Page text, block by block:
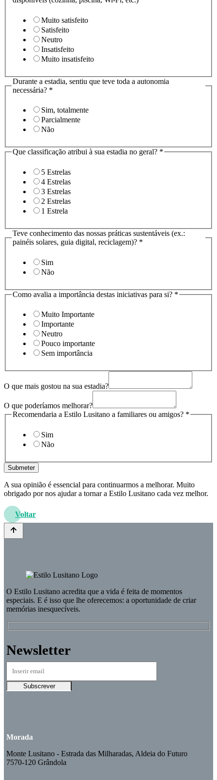
Muito satisfeito
Satisfeito
Neutro
Insatisfeito
Muito insatisfeito
Durante a estadia, sentiu que teve toda a autonomia
necessária? *
Sim, totalmente
Parcialmente
Não
Que classificação atribui à sua estadia no geral? *
5 Estrelas
4 Estrelas
3 Estrelas
2 Estrelas
1 Estrela
Teve conhecimento das nossas práticas sustentáveis (ex.:
painéis solares, guia digital, reciclagem)? *
Sim
Não
Como avalia a importância destas iniciativas para si? *
Muito Importante
Importante
Neutro
Pouco importante
Sem importância
O que mais gostou na sua estadia?
O que poderíamos melhorar?
Recomendaria a Estilo Lusitano a familiares ou amigos? *
Sim
Não
Submeter
A sua opinião é essencial para continuarmos a melhorar. Muito
obrigado por nos ajudar a tornar a Estilo Lusitano cada vez melhor.
Voltar
O Estilo Lusitano acredita que a vida é feita de momentos
especiais. E é isso que lhe oferecemos: a oportunidade de criar
memórias inesquecíveis.
Newsletter
Morada
Monte Lusitano - Estrada das Milharadas, Aldeia do Futuro
7570-120 Grândola